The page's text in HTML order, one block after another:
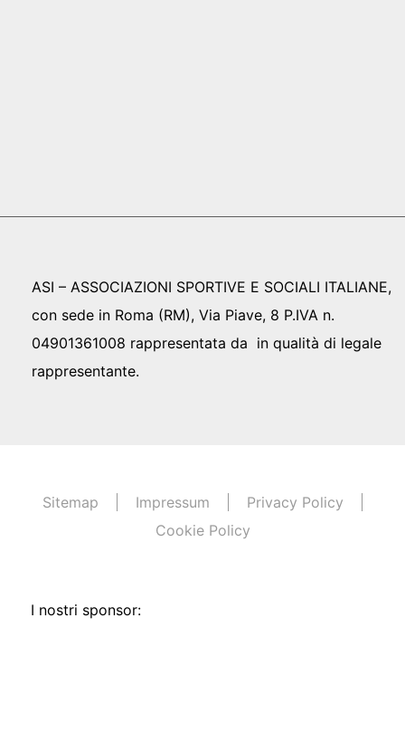
ASI – ASSOCIAZIONI SPORTIVE E SOCIALI ITALIANE,
con sede in Roma (RM), Via Piave, 8 P.IVA n.
04901361008 rappresentata da in qualità di legale
rappresentante.
Sitemap Impressum
Privacy Policy
Cookie Policy
I nostri sponsor: